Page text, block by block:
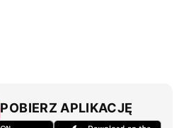
POBIERZ APLIKACJĘ